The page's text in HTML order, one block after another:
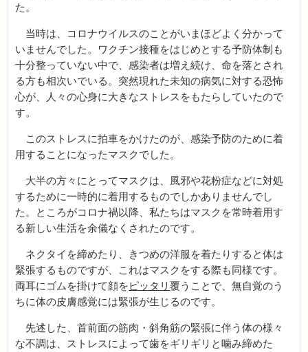
た。
当時は、コロナウイルスのことがいまほどよく分かって
いませんでした。ワクチン接種をはじめとする予防体制も
十分整っていない中で、感染者は増え続け、命を落とされ
る方も相次いでいる。突然現れた未知の病気に対する恐怖
心が、人々の心身に大きなストレスをもたらしていたので
す。
このストレスに拍車をかけたのが、感染予防のために着
用することになったマスクでした。
大半の方々にとってマスクは、風邪や花粉症などに対処
するために一時的に着用するものでしかありませんでし
た。ところがコロナ禍以降、私たちはマスクを常時着用す
る新しい生活を余儀なくされたのです。
ネクタイを締めたり、きつめの洋服を着たりすると体は
緊張するものですが、これはマスクをする際も同様です。
両耳にゴムを掛けて顔をピッタリ覆うことで、無自覚のう
ちに体の皮膚感覚には緊張が生じるのです。
先述した、首前面の筋肉・斜角筋の緊張に伴う体の様々
な不調は、ストレスによって歯をギリギリと噛み締めた